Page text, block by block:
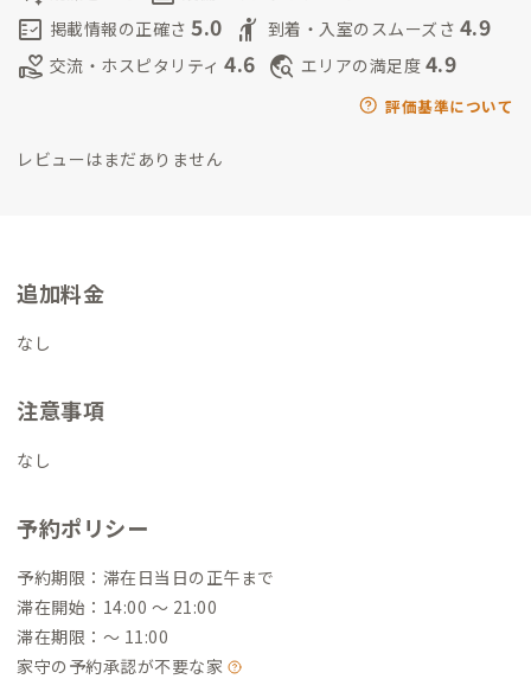
ネスゲームを開発する研修会社にも参画しオンライン・オフラ
インでのゲーム型研修の企画・実施したり、あさはた緑地（静岡
市葵区麻機地区）の指定管理者である法人の理事としても活動
静岡用宗Ｂ邸の家守とし
者としてのよそ者の視点からみたローカル情報や地域の魅力を
うにしていきたいと考えています。起業、新規事業の話も好きな
ので、相談・アイデア出し・雑談もお待ちしています。
(夜到着朝出発)だと家守に会うのは難しいですが、２泊以上の方
ます。
fact_check 掲載情報の正確さ 5.0 hail 到着・入室のスムーズさ 4.9
volunteer_activism 交流・ホスピタリティ 4.6 travel_explore エリアの満足度 4.9
評価基準について
レビューはまだありません
追加料金
なし
注意事項
なし
予約ポリシー
予約期限：滞在日当日の正午まで
滞在開始：14:00 〜 21:00
滞在期限：〜 11:00
家守の予約承認が不要な家